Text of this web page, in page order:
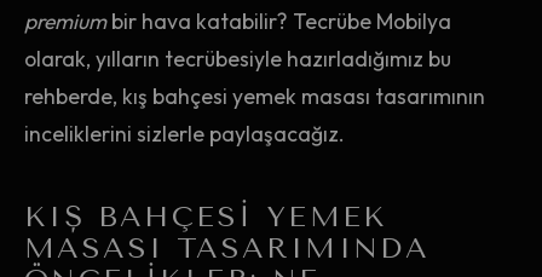
premiumbir hava katabilir? Tecrübe Mobilya
olarak, yılların tecrübesiyle hazırladığımız bu
rehberde, kış bahçesi yemek masası tasarımının
inceliklerini sizlerle paylaşacağız.
KIŞ BAHÇESI YEMEK
MASASI TASARIMINDA